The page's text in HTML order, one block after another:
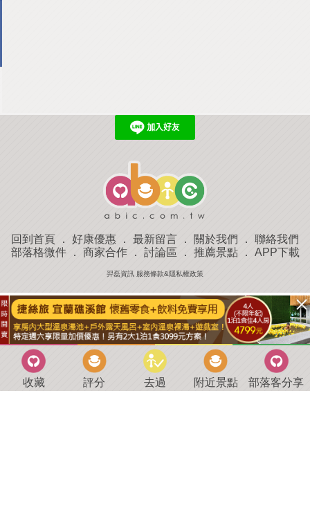
回到首頁 ． 好康優惠 ． 最新留言 ． 關於我們 ． 聯絡我們
部落格微件． 商家合作． 討論區 ． 推薦景點． APP下載
羿磊資訊 服務條款&隱私權政策
收藏 評分 去過 附近景點 部落客分享